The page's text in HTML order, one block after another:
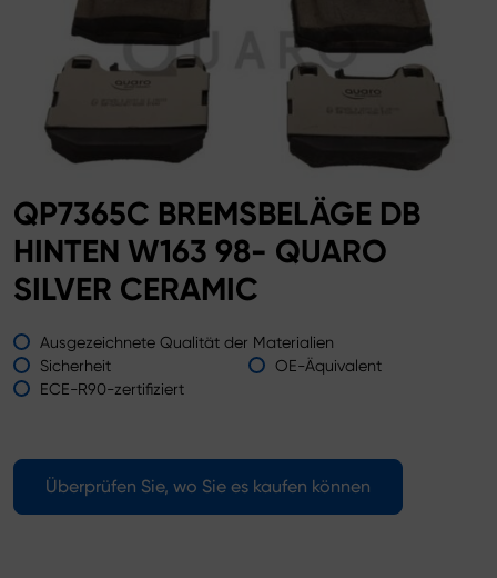
QP7365C BREMSBELÄGE DB
HINTEN W163 98- QUARO
SILVER CERAMIC
Ausgezeichnete Qualität der Materialien
Sicherheit
OE-Äquivalent
ECE-R90-zertifiziert
Überprüfen Sie, wo Sie es kaufen können